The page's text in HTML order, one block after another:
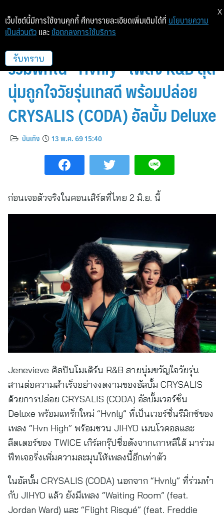
Jenevieve คว้า JIHYO วง TWICE
ร่วมฟีทใน “Hvnly” เพลง R&B สุด
นุ่มถูกใจวัยรุ่นเทสดี พร้อมปล่อย
CRYSALIS (CODA) อัลบั้ม Deluxe
บันเทิง 13 พ.ค. 69 15:40
ก่อนเจอตัวจริงในคอนเสิร์ตที่ไทย 2 มิ.ย. นี้
Jenevieve ศิลปินโมเดิร์น R&B สายนุ่มขวัญใจวัยรุ่น
สานต่อความสำเร็จอย่างงดงามของอัลบั้ม CRYSALIS
ด้วยการปล่อย CRYSALIS (CODA) อัลบั้มเวอร์ชั่น
Deluxe พร้อมแทร็กใหม่ “Hvnly” ที่เป็นเวอร์ชั่นรีมิกซ์ของ
เพลง “Hvn High” พร้อมชวน JIHYO เมนโวคอลและ
ลีดเดอร์ของ TWICE เกิร์ลกรุ๊ปชื่อดังจากเกาหลีใต้ มาร่วม
ฟีทเจอริ่งเพิ่มความละมุนให้เพลงนี้อีกเท่าตัว
ในอัลบั้ม CRYSALIS (CODA) นอกจาก “Hvnly” ที่ร่วมทำ
กับ JIHYO แล้ว ยังมีเพลง “Waiting Room” (feat.
Jordan Ward) และ “Flight Risqué” (feat. Freddie
เว็บไซต์นี้มีการใช้งานคุกกี้ ศึกษารายละเอียดเพิ่มเติมได้ที่ นโยบายความ
เป็นส่วนตัว และ ข้อตกลงการใช้บริการ
รับทราบ
X